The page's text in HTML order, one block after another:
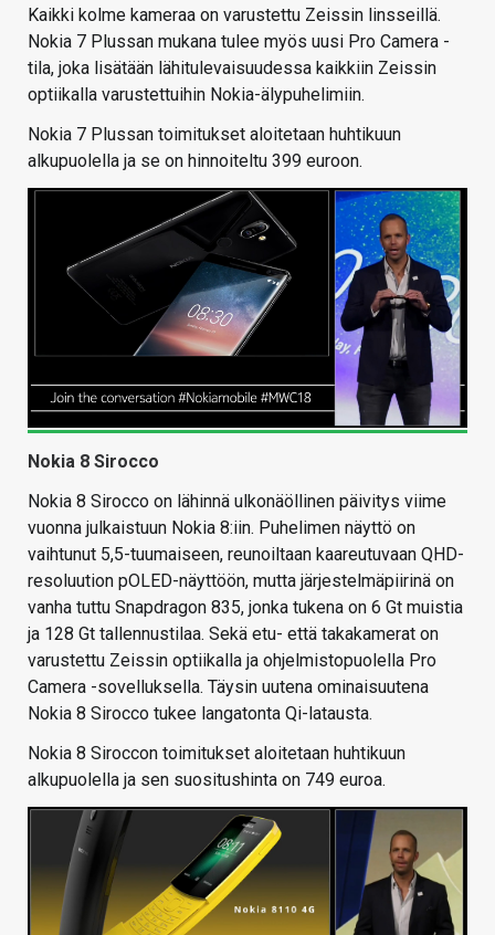
Kaikki kolme kameraa on varustettu Zeissin linsseillä.
Nokia 7 Plussan mukana tulee myös uusi Pro Camera -
tila, joka lisätään lähitulevaisuudessa kaikkiin Zeissin
optiikalla varustettuihin Nokia-älypuhelimiin.
Nokia 7 Plussan toimitukset aloitetaan huhtikuun
alkupuolella ja se on hinnoiteltu 399 euroon.
Nokia 8 Sirocco
Nokia 8 Sirocco on lähinnä ulkonäöllinen päivitys viime
vuonna julkaistuun Nokia 8:iin. Puhelimen näyttö on
vaihtunut 5,5-tuumaiseen, reunoiltaan kaareutuvaan QHD-
resoluution pOLED-näyttöön, mutta järjestelmäpiirinä on
vanha tuttu Snapdragon 835, jonka tukena on 6 Gt muistia
ja 128 Gt tallennustilaa. Sekä etu- että takakamerat on
varustettu Zeissin optiikalla ja ohjelmistopuolella Pro
Camera -sovelluksella. Täysin uutena ominaisuutena
Nokia 8 Sirocco tukee langatonta Qi-latausta.
Nokia 8 Siroccon toimitukset aloitetaan huhtikuun
alkupuolella ja sen suositushinta on 749 euroa.